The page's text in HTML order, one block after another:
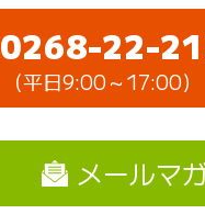
0268-22-
（平日9:00～17:00）
メールマ